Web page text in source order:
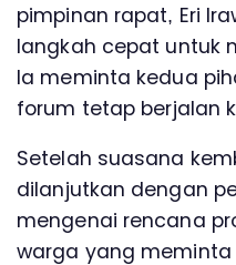
pimpinan rapat, Eri
langkah cepat untuk
Ia meminta kedua
forum tetap berjalan
Setelah suasana
dilanjutkan dengan
mengenai rencana
warga yang